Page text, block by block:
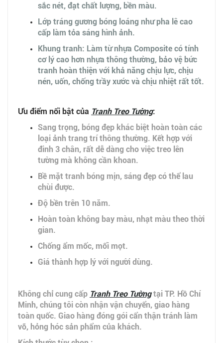
sắc nét, đạt chất lượng, bền màu.
Lớp tráng gương bóng loáng như pha lê cao
cấp làm tỏa sáng hình ảnh.
Khung tranh: Làm từ nhựa Composite có tính
cơ lý cao hơn nhựa thông thường, bảo vệ bức
tranh hoàn thiện với khả năng chịu lực, chịu
nén, uốn, chống trầy xước và chịu nhiệt rất tốt.
Ưu điểm nổi bật của Tranh Treo Tường:
Sang trọng, bóng đẹp khác biệt hoàn toàn các
loại ảnh trang trí thông thường. Kết hợp với
đinh 3 chân, rất dễ dàng cho việc treo lên
tường mà không cần khoan.
Bề mặt tranh bóng mịn, sáng đẹp có thể lau
chùi được.
Độ bền trên 10 năm.
Hoàn toàn không bay màu, nhạt màu theo thời
gian.
Chống ẩm mốc, mối mọt.
Giá thành hợp lý với người dùng.
Không chỉ cung cấp Tranh Treo Tường tại TP. Hồ Chí
Minh, chúng tôi còn nhận vận chuyển, giao hàng
toàn quốc. Giao hàng đóng gói cẩn thận tránh làm
vỡ, hỏng hóc sản phẩm của khách.